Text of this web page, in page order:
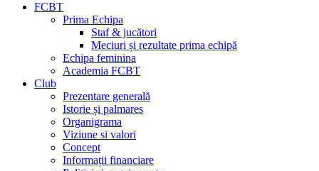
FCBT
Prima Echipa
Staf & jucători
Meciuri și rezultate prima echipă
Echipa feminina
Academia FCBT
Club
Prezentare generală
Istorie și palmares
Organigrama
Viziune si valori
Concept
Informații financiare